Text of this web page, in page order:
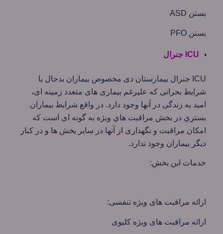
بستن ASD
بستن PFO
ICU جنرال
ICU جنرال بیمارستان دی مخصوص بيماران بدحال با
شرايط بحرانی كه عليرغم بيماری های متعدد زمينه ای،
اميد به زندگی در آنها وجود دارد. در واقع شرايط بيماران
بستري در بخش مراقبت هاي ويژه به گونه ای است كه
امكان مراقبت و نگهداری از آنها در ساير بخش ها و در كنار
ديگر بيماران وجود ندارد.
خدمات این بخش:‌
ارائه مراقبت های ویژه تنفسی:
ارائه مراقبت های ویژه کلیوی